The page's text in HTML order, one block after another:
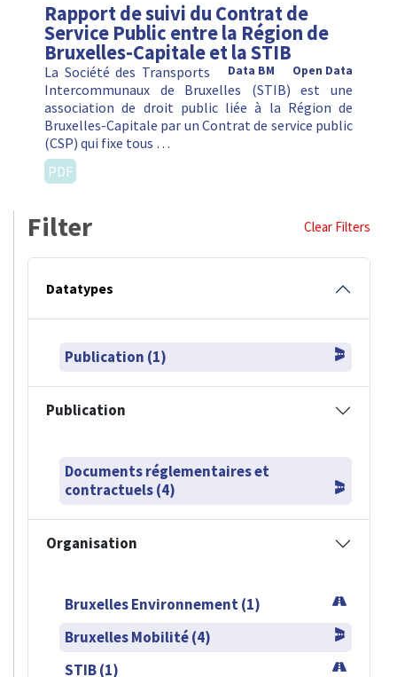
Rapport de suivi du Contrat de
Service Public entre la Région de
Bruxelles-Capitale et la STIB
Open Data
Data BM
La Société des Transports
Intercommunaux de Bruxelles (STIB) est une
association de droit public liée à la Région de
Bruxelles-Capitale par un Contrat de service public
(CSP) qui fixe tous …
PDF
Filter Clear Filters
Datatypes
Publication (1)
Publication
Documents réglementaires et
contractuels (4)
Organisation
Bruxelles Environnement (1)
Bruxelles Mobilité (4)
STIB (1)